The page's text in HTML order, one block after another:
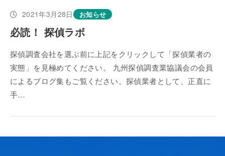
2021年3月28日 お知らせ
必読！ 探偵ラボ
探偵調査会社を選ぶ前に上記をクリックして「探偵業者の
実態」を見極めてください。 九州探偵調査業協議会の会員
によるブログ集もご覧ください。探偵業者として、正直に
手…